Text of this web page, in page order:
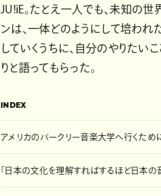
JU!iE。たとえ一人でも、未知の
ンは、一体どのようにして培われ
していくうちに、自分のやりたい
りと語ってもらった。
INDEX
アメリカのバークリー音楽大学へ行くため
「日本の文化を理解すればするほど日本の